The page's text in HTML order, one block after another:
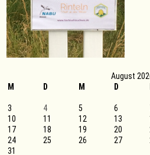
August
M
D M D
3
4 5 6
10
11 12 13
17
18 19 20
24
25 26 27
31